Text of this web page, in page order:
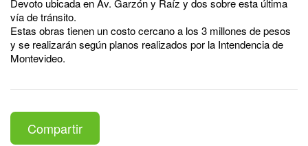
vía de tránsito.
Estas obras tienen un costo cercano a los 3 millones de pesos
y se realizarán según planos realizados por la Intendencia de
Montevideo.
Compartir